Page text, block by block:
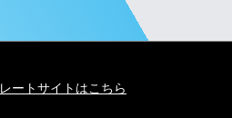
ートサイトはこちら